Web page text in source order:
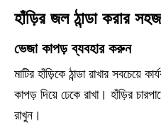
হাঁড়ির জল ঠান্ডা করার
ভেজা কাপড় ব্যবহার করুন
মাটির হাঁড়িকে ঠান্ডা রাখার
কাপড় দিয়ে ঢেকে রাখা। হাঁড়ির
রাখুন।